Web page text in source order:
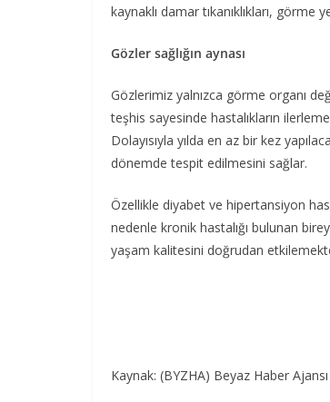
kaynaklı damar tıkanıklıkları,
Gözler sağlığın aynası
Gözlerimiz yalnızca görme organı
teşhis sayesinde hastalıkların
Dolayısıyla yılda en az bir kez
dönemde tespit edilmesini sağlar.
Özellikle diyabet ve hipertansiyon
nedenle kronik hastalığı bulunan
yaşam kalitesini doğrudan
Kaynak: (BYZHA) Beyaz Haber Ajansı